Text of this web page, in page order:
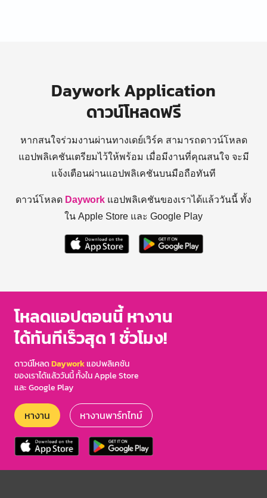
Daywork Application
ดาวน์โหลดฟรี
หากสนใจร่วมงานผ่านทางเดย์เวิร์ค สามารถดาวน์โหลด
แอปพลิเคชันเตรียมไว้ให้พร้อม เมื่อมีงานที่คุณสนใจ จะมี
แจ้งเตือนผ่านแอปพลิเคชันบนมือถือทันที
ดาวน์โหลด Daywork แอปพลิเคชันของเราได้แล้ววันนี้ ทั้ง
ใน Apple Store และ Google Play
โหลดแอปตอนนี้ หางาน
ได้ทันทีเร็วสุด 1 ชั่วโมง!
ดาวน์โหลดDayworkแอปพลิเคชัน
ของเราได้แล้ววันนี้ ทั้งใน Apple Store
และ Google Play
หางาน หางานพาร์ทไทม์